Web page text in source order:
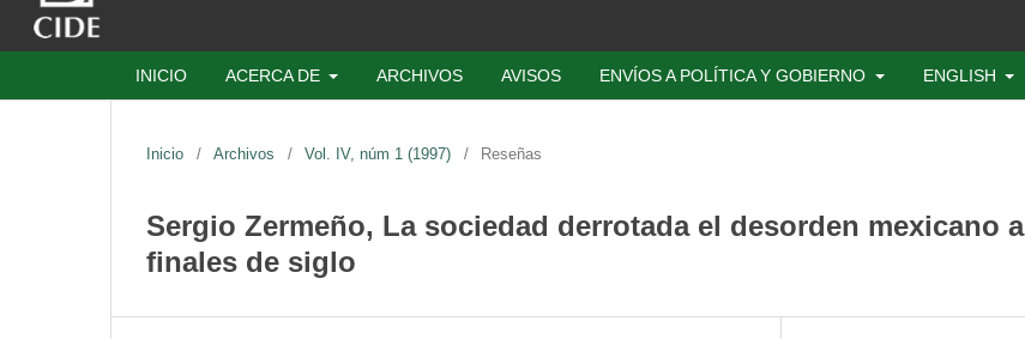
INICIO ACERCA DE ARCHIVOS AVISOS ENVÍOS A POLÍTICA Y GOBIERNO ENGLISH
Inicio / Archivos / Vol. IV, núm 1 (1997) / Reseñas
Sergio Zermeño, La sociedad derrotada el desorden mexicano a
finales de siglo